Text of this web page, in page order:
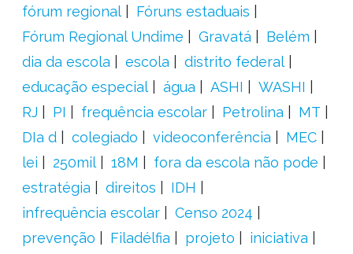
fórum regional
Fóruns estaduais
Fórum Regional Undime
Gravatá
Belém
dia da escola
escola
distrito federal
educação especial
água ASHI
WASHI
RJ
PI frequência escolar Petrolina
MT
DIa d
colegiado videoconferência
MEC
lei
250mil 18M
fora da escola não pode
estratégia
direitos
IDH
infrequência escolar
Censo 2024
prevenção
Filadélfia projeto
iniciativa